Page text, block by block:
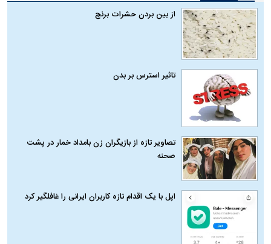
از بین بردن حشرات برنج
تاثیر استرس بر بدن
تصاویر تازه از بازیگران زن بامداد خمار در پشت
صحنه
اپل با یک اقدام تازه کاربران ایرانی را غافلگیر کرد